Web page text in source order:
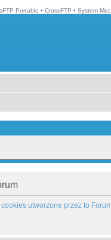
Portable • CrossFTP • System
utworzone przez to